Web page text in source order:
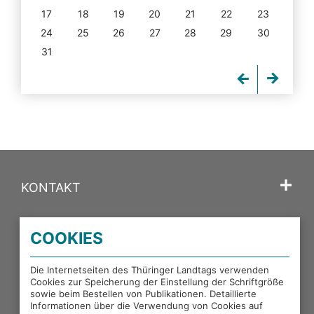
17
18 19 20 21 22
23
24
25 26 27 28 29
30
31
KONTAKT
PORTALE DES THÜRINGER LANDTAGS
EXTERNE LINKS
COOKIES
Die Internetseiten des Thüringer Landtags verwenden
Cookies zur Speicherung der Einstellung der Schriftgröße
sowie beim Bestellen von Publikationen. Detaillierte
Informationen über die Verwendung von Cookies auf